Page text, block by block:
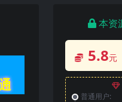
本资
5.8元
普通用户: